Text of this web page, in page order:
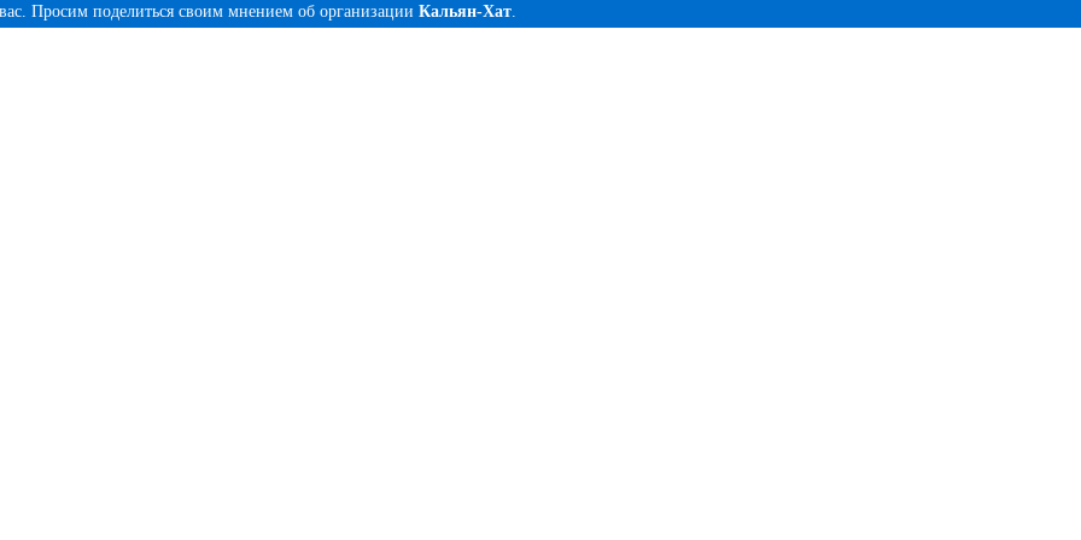
Просим поделиться своим мнением об организации Кальян-Хат.